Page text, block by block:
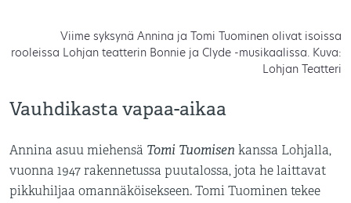
Viime syksynä Annina ja Tomi Tuominen olivat isoissa
rooleissa Lohjan teatterin Bonnie ja Clyde -musikaalissa. Kuva:
Lohjan Teatteri
Vauhdikasta vapaa-aikaa
Annina asuu miehensä Tomi Tuomisen kanssa Lohjalla,
vuonna 1947 rakennetussa puutalossa, jota he laittavat
pikkuhiljaa omannäköisekseen. Tomi Tuominen tekee